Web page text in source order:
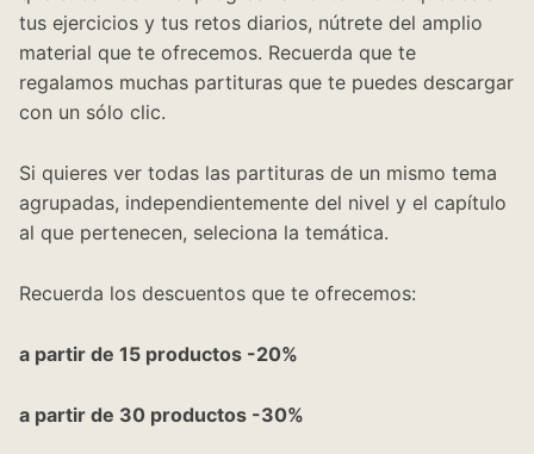
tus ejercicios y tus retos diarios, nútrete del amplio
material que te ofrecemos. Recuerda que te
regalamos muchas partituras que te puedes descargar
con un sólo clic.
Si quieres ver todas las partituras de un mismo tema
agrupadas, independientemente del nivel y el capítulo
al que pertenecen, seleciona la temática.
Recuerda los descuentos que te ofrecemos:
a partir de 15 productos -20%
a partir de 30 productos -30%